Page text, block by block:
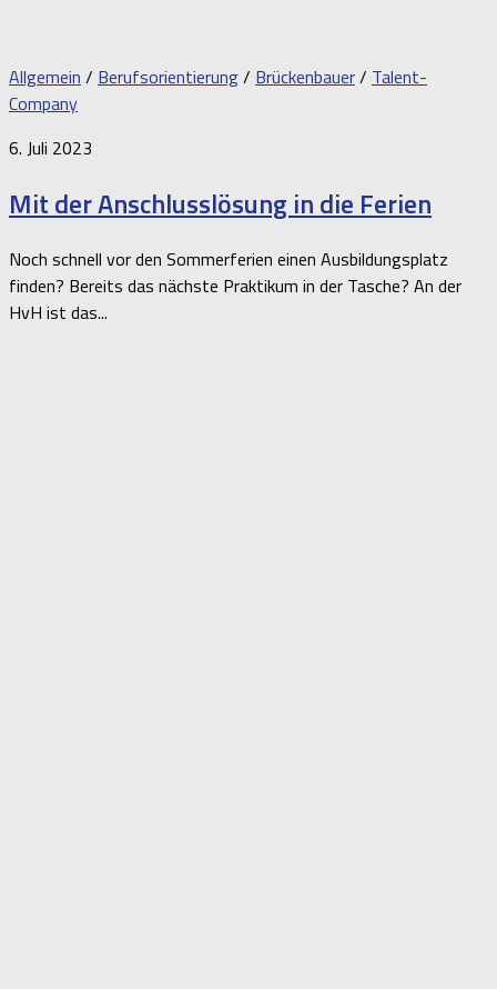
Allgemein / Berufsorientierung/ Brückenbauer/ Talent-
Company
6. Juli 2023
Mit der Anschlusslösung in die Ferien
Noch schnell vor den Sommerferien einen Ausbildungsplatz
finden? Bereits das nächste Praktikum in der Tasche? An der
HvH ist das...